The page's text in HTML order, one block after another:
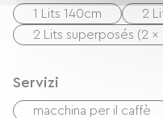
1 Lits 140cm
2
2 Lits superposés (2 x
Servizi
macchina per il caffè